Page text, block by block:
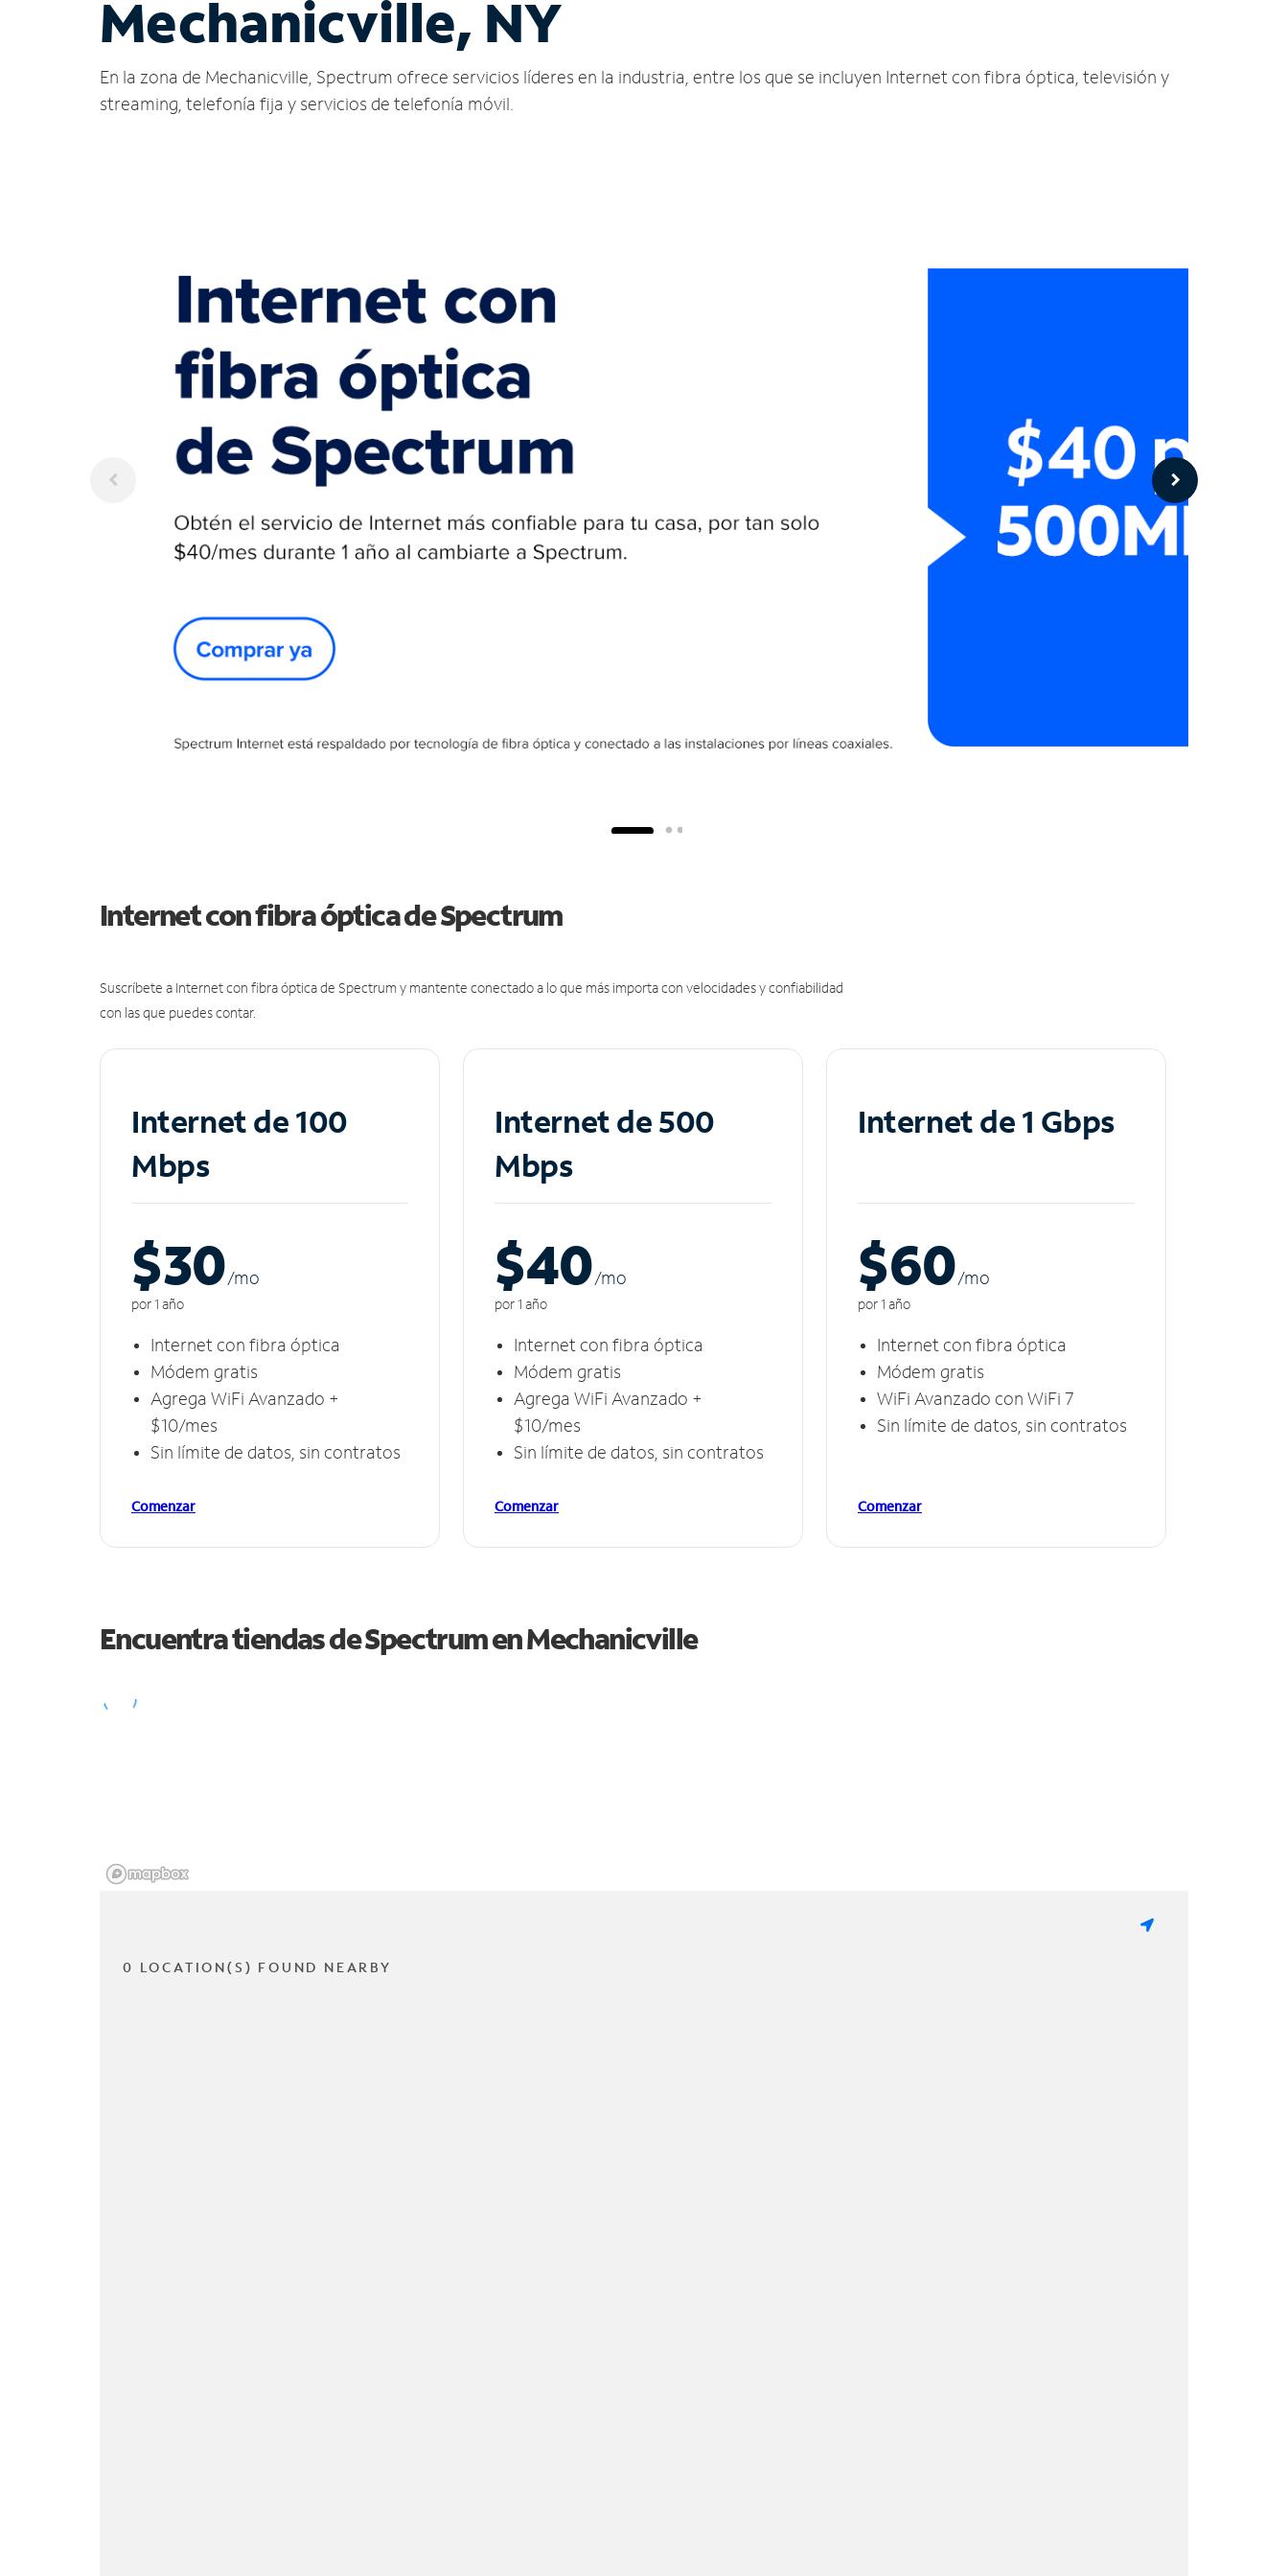
Mechanicville, NY
En la zona de Mechanicville, Spectrum ofrece servicios líderes en la industria, entre los que se incluyen Internet con fibra óptica, televisión y
streaming, telefonía fija y servicios de telefonía móvil.
Internet con fibra óptica de Spectrum
Suscríbete a Internet con fibra óptica de Spectrum y mantente conectado a lo que más importa con velocidades y confiabilidad
con las que puedes contar.
Internet de 100
Mbps
$30/mo
por 1 año
Internet con fibra óptica
Módem gratis
Agrega WiFi Avanzado +
$10/mes
Sin límite de datos, sin contratos
Comenzar
Internet de 500
Mbps
$40/mo
por 1 año
Internet con fibra óptica
Módem gratis
Agrega WiFi Avanzado +
$10/mes
Sin límite de datos, sin contratos
Comenzar
Internet de 1 Gbps
$60/mo
por 1 año
Internet con fibra óptica
Módem gratis
WiFi Avanzado con WiFi 7
Sin límite de datos, sin contratos
Comenzar
Encuentra tiendas de Spectrum enMechanicville
0 LOCATION(S) FOUND NEARBY